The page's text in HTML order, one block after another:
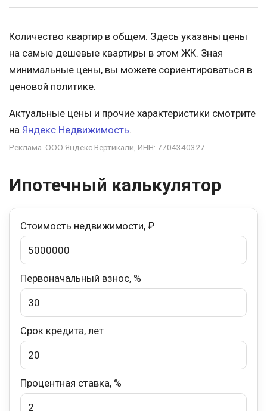
Количество квартир в общем. Здесь указаны цены
на самые дешевые квартиры в этом ЖК. Зная
минимальные цены, вы можете сориентироваться в
ценовой политике.
Актуальные цены и прочие характеристики смотрите
на Яндекс.Недвижимость.
Реклама. ООО Яндекс.Вертикали, ИНН: 7704340327
Ипотечный калькулятор
Стоимость недвижимости, ₽
Первоначальный взнос, %
Срок кредита, лет
Процентная ставка, %